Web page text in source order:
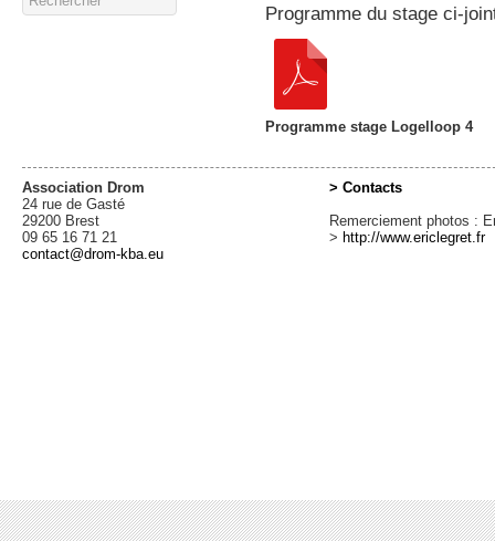
Programme du stage ci-
Programme stage Logelloop 4
Association Drom
24 rue de Gasté
29200 Brest
09 65 16 71 21
contact@drom-kba.eu
> Contacts
Remerciement photos :
> http://www.ericlegret.fr